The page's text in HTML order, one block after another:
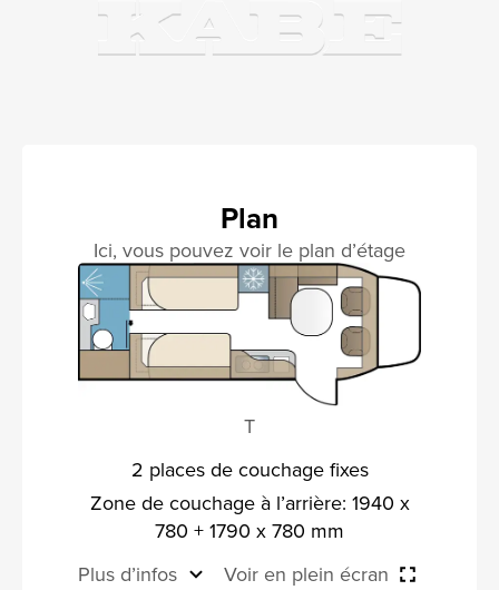
Plan
Ici, vous pouvez voir le plan d’étage
T
2 places de couchage fixes
Zone de couchage à l’arrière: 1940 x
780 + 1790 x 780 mm
Plus d’infos
Voir en plein écran